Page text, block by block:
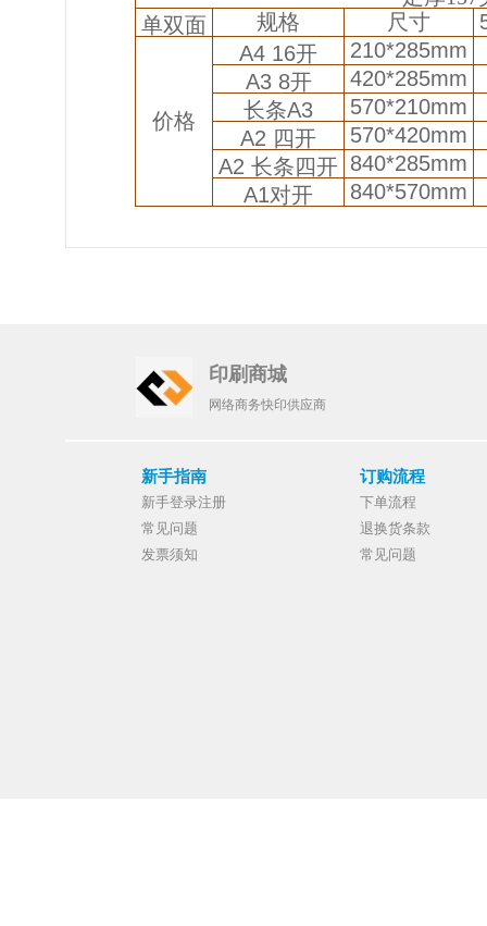
单双面
规格 尺寸
价格
A4 16开
210*285mm
A3 8开
420*285mm
长条A3
570*210mm
A2 四开
570*420mm
A2 长条四开 840*285mm
A1对开
840*570mm
印刷商城
网络商务快印供应商
新手指南
新手登录注册
常见问题
发票须知
订购流程
下单流程
退换货条款
常见问题